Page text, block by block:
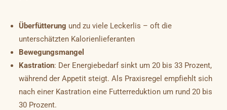
Überfütterung und zu viele Leckerlis – oft die
unterschätzten Kalorienlieferanten
Bewegungsmangel
Kastration: Der Energiebedarf sinkt um 20 bis 33 Prozent,
während der Appetit steigt. Als Praxisregel empfiehlt sich
nach einer Kastration eine Futterreduktion um rund 20 bis
30 Prozent.